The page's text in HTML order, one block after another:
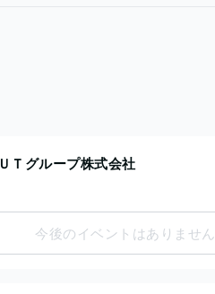
ＵＴグループ株式会社
今後のイベントはありません